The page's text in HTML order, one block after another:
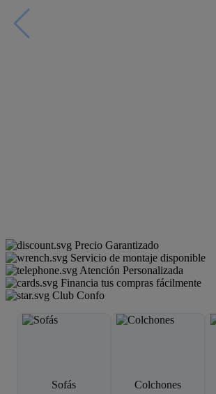
Precio Garantizado
Servicio de montaje disponible
Atención Personalizada
Financia tus compras fácilmente
Club Confo
Sofás Colchones